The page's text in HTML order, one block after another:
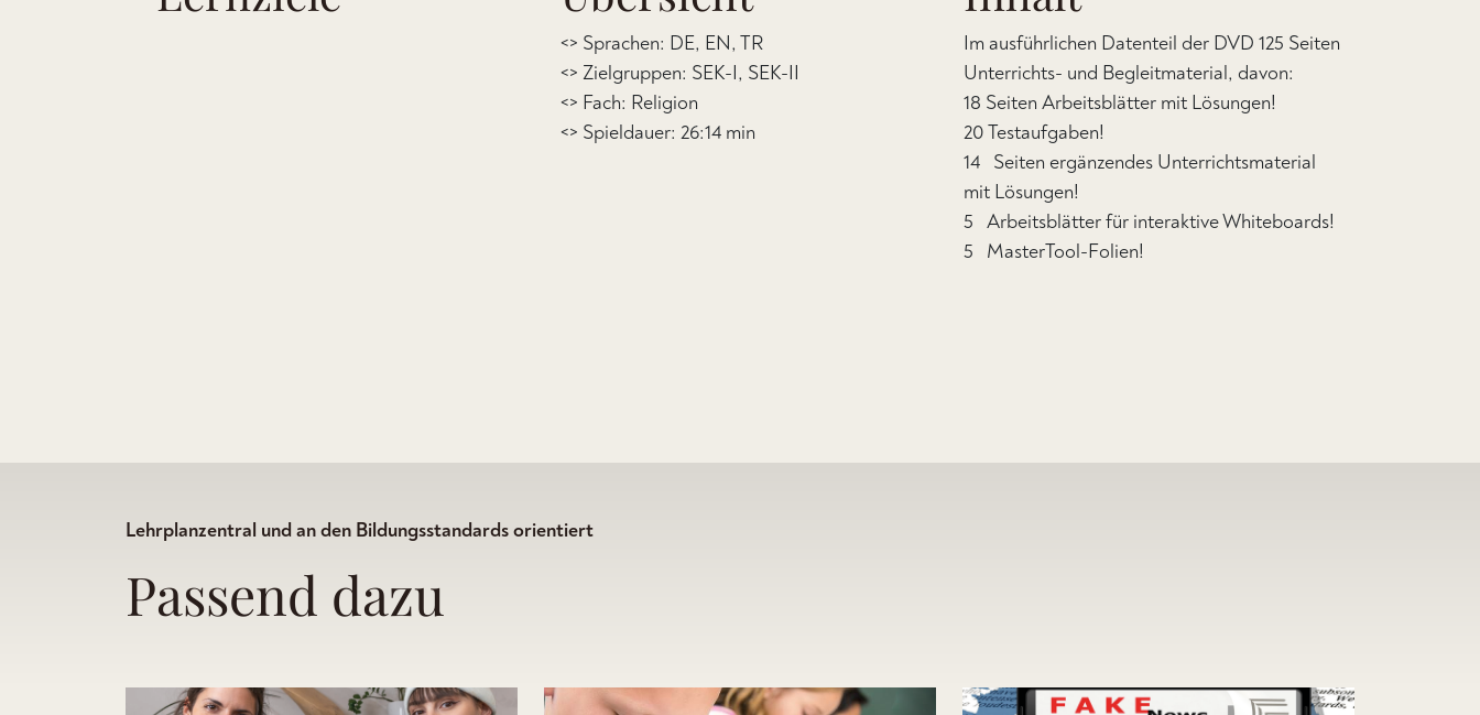
<> Sprachen: DE, EN, TR
<> Zielgruppen: SEK-I, SEK-II
<> Fach: Religion
<> Spieldauer: 26:14 min
Im ausführlichen Datenteil der DVD 125 Seiten
Unterrichts- und Begleitmaterial, davon:
18 Seiten Arbeitsblätter mit Lösungen!
20 Testaufgaben!
14 Seiten ergänzendes Unterrichtsmaterial
mit Lösungen!
5 Arbeitsblätter für interaktive Whiteboards!
5 MasterTool-Folien!
Lehrplanzentral und an den Bildungsstandards orientiert
Passend dazu